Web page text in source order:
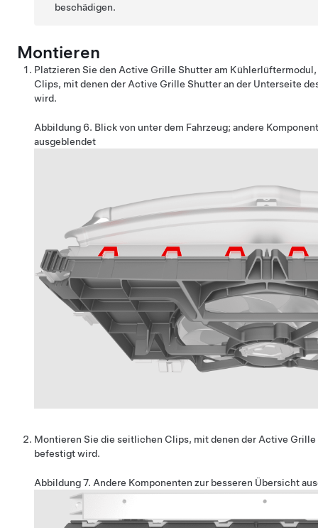
beschädigen.
Montieren
Platzieren Sie den Active Grille Shutter am
Clips, mit denen der Active Grille Shutter an der Unterseite
wird.
Abbildung 6. Blick von unter dem Fahrzeug; andere
ausgeblendet
Montieren Sie die seitlichen Clips, mit denen der Active
befestigt wird.
Abbildung 7. Andere Komponenten zur besseren Übersicht